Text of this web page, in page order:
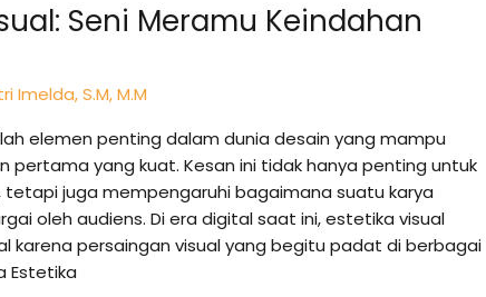
Seni Meramu Keindahan
Imelda, S.M, M.M
elemen penting dalam dunia desain yang mampu
pertama yang kuat. Kesan ini tidak hanya penting untuk
tetapi juga mempengaruhi bagaimana suatu karya
oleh audiens. Di era digital saat ini, estetika visual
karena persaingan visual yang begitu padat di berbagai
Estetika